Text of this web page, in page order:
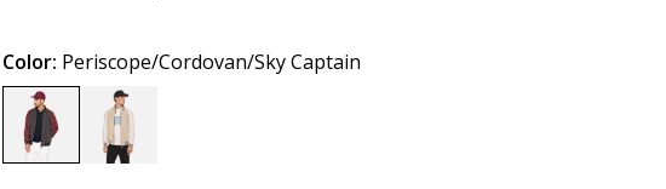
Color: Periscope/Cordovan/Sky Captain